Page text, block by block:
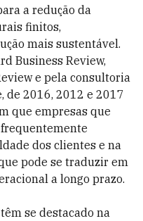
a redução da
finitos,
mais sustentável.
Business Review,
e pela consultoria
de 2016, 2012 e 2017
que empresas que
dos clientes e na
pode se traduzir em
a longo prazo.
se destacado na